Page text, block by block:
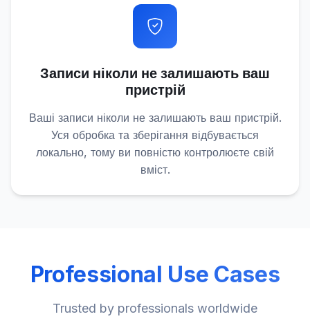
Записи ніколи не залишають ваш
пристрій
Ваші записи ніколи не залишають ваш пристрій.
Уся обробка та зберігання відбувається
локально, тому ви повністю контролюєте свій
вміст.
Professional Use Cases
Trusted by professionals worldwide